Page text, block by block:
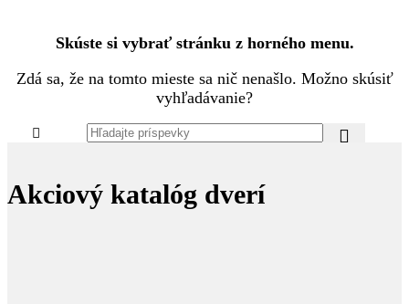
Skúste si vybrať stránku z horného menu.
Zdá sa, že na tomto mieste sa nič nenašlo. Možno skúsiť
vyhľadávanie?
Akciový katalóg dverí